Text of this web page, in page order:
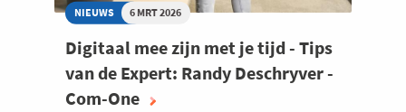
NIEUWS 6 MRT 2026
Digitaal mee zijn met je tijd - Tips
van de Expert: Randy Deschryver -
Com-One